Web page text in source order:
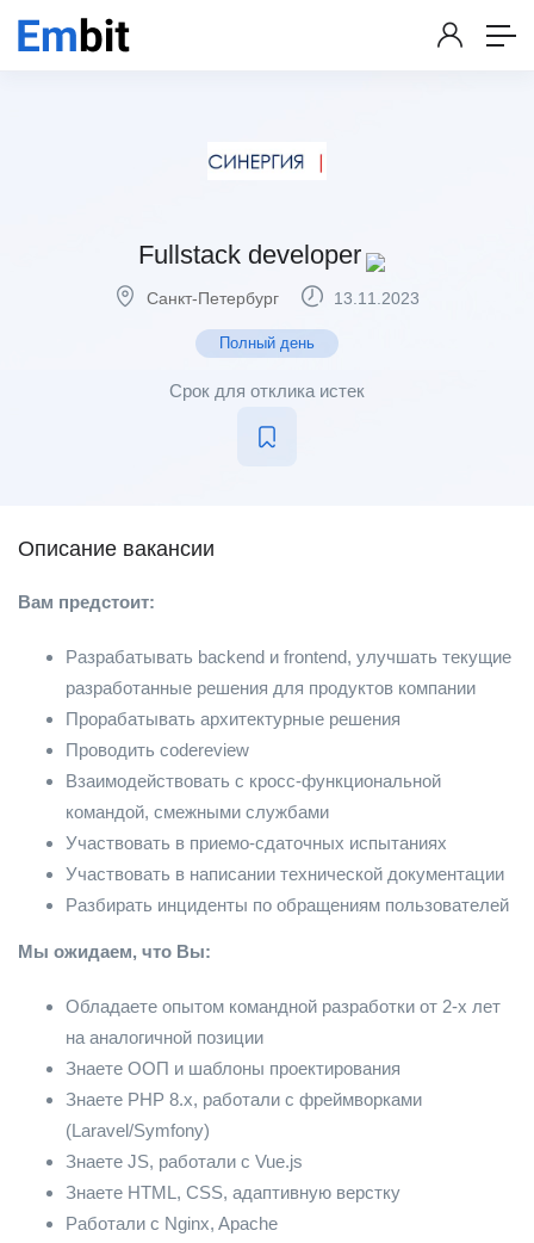
Fullstack developer
Санкт-Петербург 13.11.2023
Полный день
Срок для отклика истек
Описание вакансии
Вам предстоит:
Разрабатывать backend и frontend, улучшать текущие
разработанные решения для продуктов компании
Прорабатывать архитектурные решения
Проводить codereview
Взаимодействовать с кросс-функциональной
командой, смежными службами
Участвовать в приемо-сдаточных испытаниях
Участвовать в написании технической документации
Разбирать инциденты по обращениям пользователей
Мы ожидаем, что Вы:
Обладаете опытом командной разработки от 2-х лет
на аналогичной позиции
Знаете ООП и шаблоны проектирования
Знаете PHP 8.x, работали с фреймворками
(Laravel/Symfony)
Знаете JS, работали с Vue.js
Знаете HTML, CSS, адаптивную верстку
Работали с Nginx, Apache